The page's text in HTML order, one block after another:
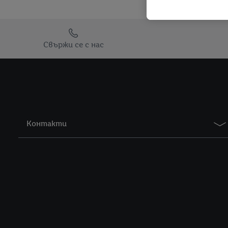
Свържи се с нас
Контакти